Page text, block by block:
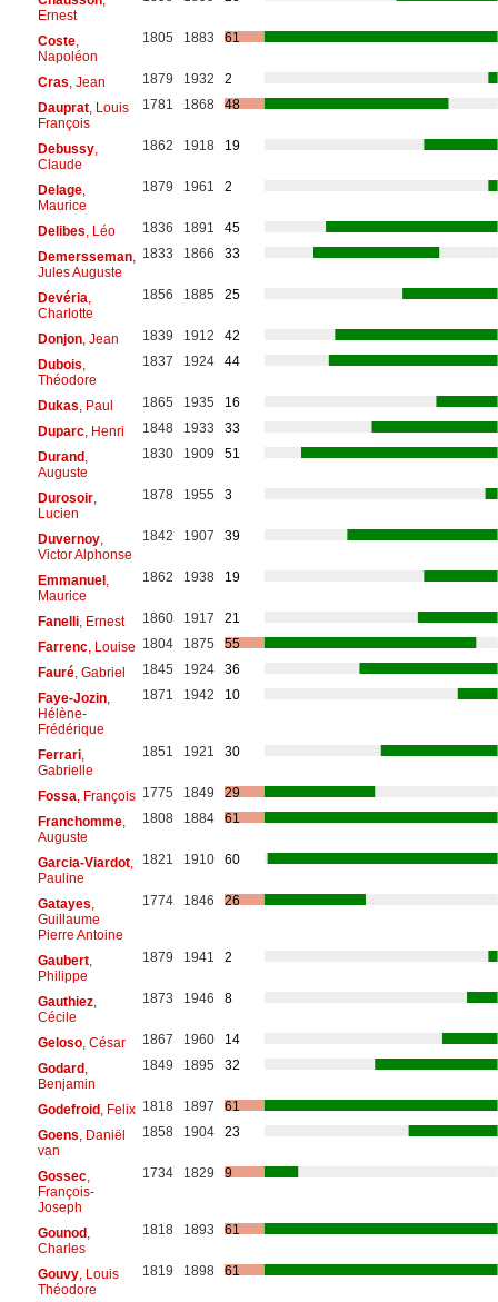
Ernest
Coste,
Napoléon
1805 1883 61
Cras , Jean 1879 1932
2
Dauprat, Louis
François
1781 1868 48
Debussy,
Claude
1862 1918 19
Delage,
Maurice
1879 1961 2
Delibes , Léo 1836 1891
45
Demersseman,
Jules Auguste
1833 1866 33
Devéria
Charlotte
1856 1885 25
Donjon, Jean 1839 1912
42
Dubois
Théodore
1837 1924 44
Dukas , Paul 1865 1935
16
Duparc, Henri 1848 1933
33
Durand,
Auguste
1830 1909 51
Durosoir,
Lucien
1878 1955 3
Duvernoy,
Victor Alphonse
1842 1907 39
Emmanuel,
Maurice
1862 1938 19
Fanelli, Ernest 1860 1917
21
Farrenc, Louise 1804 1875
55
Fauré, Gabriel 1845 1924
36
Faye-Jozin,
Hélène-
Frédérique
1871 1942 10
Ferrari,
Gabrielle
1851 1921 30
Fossa , François 1775 1849
29
Franchomme,
Auguste
1808 1884 61
Garcia-Viardot,
Pauline
1821 1910 60
Gatayes
Guillaume
Pierre Antoine
1774 1846 26
Gaubert,
Philippe
1879 1941 2
Gauthiez,
Cécile
1873 1946 8
Geloso, César 1867 1960
14
Godard,
Benjamin
1849 1895 32
Godefroid, Felix 1818 1897
61
Goens , Daniël
van
1858 1904 23
Gossec,
François-
Joseph
1734 1829 9
Gounod,
Charles
1818 1893 61
Gouvy, Louis
Théodore
1819 1898 61